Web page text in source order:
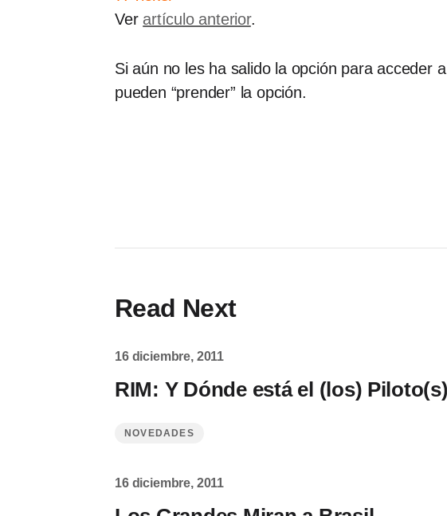
Ver artículo anterior.
Si aún no les ha salido la opción para acceder
pueden “prender” la opción.
Read Next
16 diciembre, 2011
RIM: Y Dónde está el (los)
NOVEDADES
16 diciembre, 2011